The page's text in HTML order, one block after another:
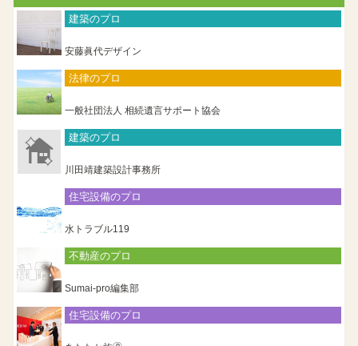
建築のプロ
安藤眞代デザイン
法律のプロ
一般社団法人 相続遺言サポート協会
建築のプロ
川田靖建築設計事務所
住宅設備のプロ
水トラブル119
不動産のプロ
Sumai-pro編集部
住宅設備のプロ